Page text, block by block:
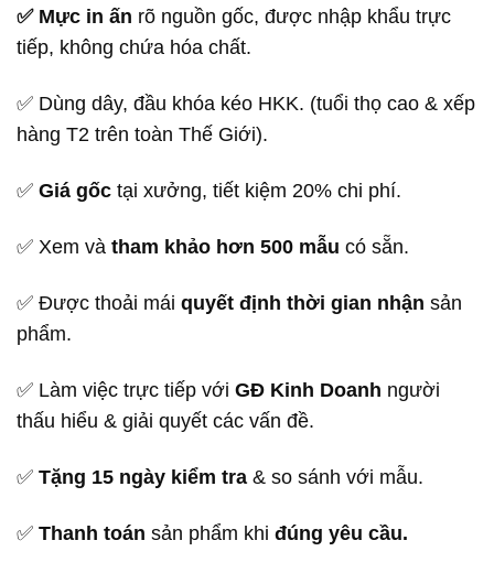
✅ Mực in ấn rõ nguồn gốc, được nhập khẩu trực
tiếp, không chứa hóa chất.
✅ Dùng dây, đầu khóa kéo HKK. (tuổi thọ cao & xếp
hàng T2 trên toàn Thế Giới).
✅ Giá gốc tại xưởng, tiết kiệm 20% chi phí.
✅ Xem và tham khảo hơn 500 mẫu có sẵn.
✅ Được thoải mái quyết định thời gian nhận sản
phẩm.
✅ Làm việc trực tiếp với GĐ Kinh Doanh người
thấu hiểu & giải quyết các vấn đề.
✅ Tặng 15 ngày kiểm tra & so sánh với mẫu.
✅ Thanh toán sản phẩm khi đúng yêu cầu.